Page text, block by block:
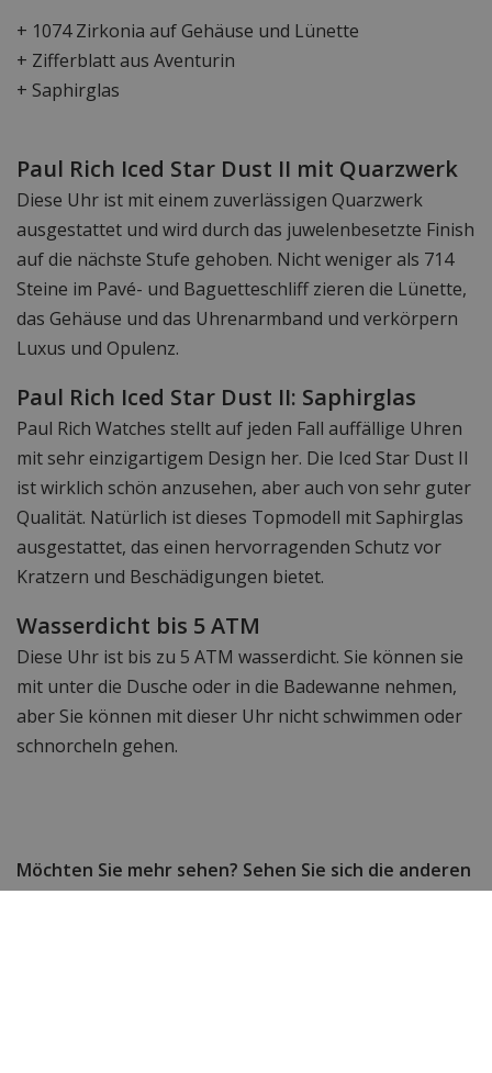
+ 1074 Zirkonia auf Gehäuse und Lünette
+ Zifferblatt aus Aventurin
+ Saphirglas
Paul Rich Iced Star Dust II mit Quarzwerk
Diese Uhr ist mit einem zuverlässigen Quarzwerk
ausgestattet und wird durch das juwelenbesetzte Finish
auf die nächste Stufe gehoben. Nicht weniger als 714
Steine im Pavé- und Baguetteschliff zieren die Lünette,
das Gehäuse und das Uhrenarmband und verkörpern
Luxus und Opulenz.
Paul Rich Iced Star Dust II: Saphirglas
Paul Rich Watches stellt auf jeden Fall auffällige Uhren
mit sehr einzigartigem Design her. Die Iced Star Dust II
ist wirklich schön anzusehen, aber auch von sehr guter
Qualität. Natürlich ist dieses Topmodell mit Saphirglas
ausgestattet, das einen hervorragenden Schutz vor
Kratzern und Beschädigungen bietet.
Wasserdicht bis 5 ATM
Diese Uhr ist bis zu 5 ATM wasserdicht. Sie können sie
mit unter die Dusche oder in die Badewanne nehmen,
aber Sie können mit dieser Uhr nicht schwimmen oder
schnorcheln gehen.
Möchten Sie mehr sehen? Sehen Sie sich die anderen